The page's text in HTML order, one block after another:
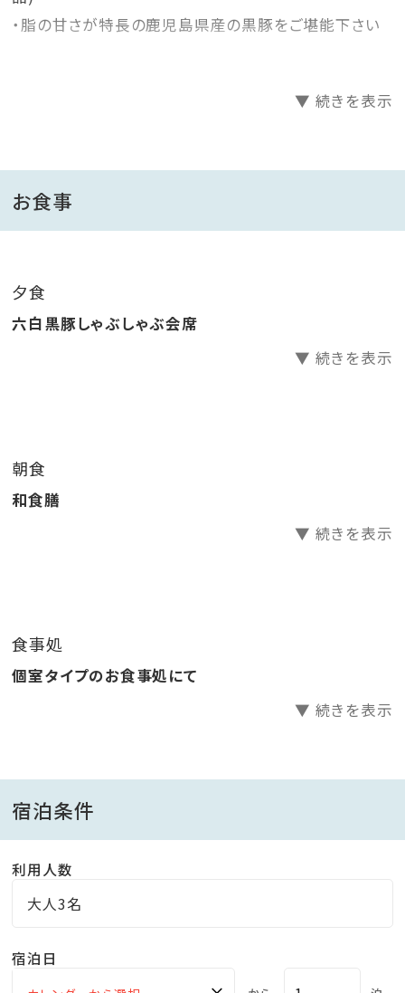
・脂の甘さが特長の鹿児島県産の黒豚をご堪能下さい
◆スタンダード客室：「奄美大島の郷土料理・鶏飯（けい
★ご夕食、ご朝食ともに個室食事処にて
▼ 続きを表示
お食事
夕食
六白黒豚しゃぶしゃぶ会席
▼ 続きを表示
朝食
和食膳
▼ 続きを表示
食事処
個室タイプのお食事処にて
▼ 続きを表示
宿泊条件
利用人数
大人3名
宿泊日